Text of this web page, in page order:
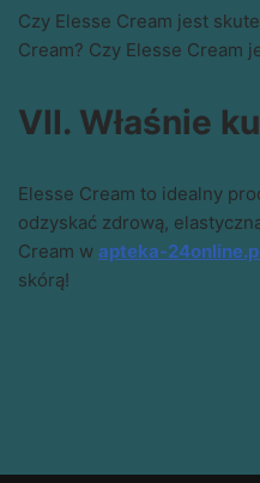
Czy Elesse Cream jest
Cream? Czy Elesse Cream
VII. Właśnie
Elesse Cream to idealny
odzyskać zdrową,
Cream w apteka-
skórą!